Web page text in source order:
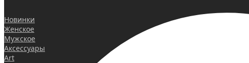
Новинки
Женское
Мужское
Аксессуары
Art